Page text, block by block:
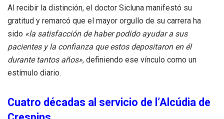
Al recibir la distinción, el doctor Sicluna manifestó su
gratitud y remarcó que el mayor orgullo de su carrera ha
sido «la satisfacción de haber podido ayudar a sus
pacientes y la confianza que estos depositaron en él
durante tantos años», definiendo ese vínculo como un
estímulo diario.
Cuatro décadas al servicio de l’Alcúdia de